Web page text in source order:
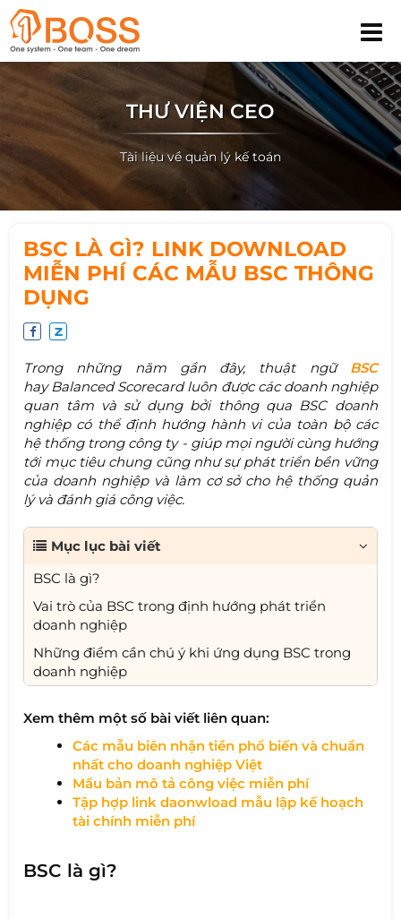
THƯ VIỆN CEO
Tài liệu về quản lý kế toán
BSC LÀ GÌ? LINK DOWNLOAD
MIỄN PHÍ CÁC MẪU BSC THÔNG
DỤNG
Trong những năm gần đây, thuật ngữ BSC
hay Balanced Scorecard luôn được các doanh nghiệp
quan tâm và sử dụng bởi thông qua BSC doanh
nghiệp có thể định hướng hành vi của toàn bộ các
hệ thống trong công ty - giúp mọi người cùng hướng
tới mục tiêu chung cũng như sự phát triển bền vững
của doanh nghiệp và làm cơ sở cho hệ thống quản
lý và đánh giá công việc.
Mục lục bài viết
BSC là gì?
Vai trò của BSC trong định hướng phát triển
doanh nghiệp
Những điểm cần chú ý khi ứng dụng BSC trong
doanh nghiệp
Xem thêm một số bài viết liên quan:
Các mẫu biên nhận tiền phổ biến và chuẩn
nhất cho doanh nghiệp Việt
Mẩu bản mô tả công việc miễn phí
Tập hợp link daonwload mẫu lập kế hoạch
tài chính miễn phí
BSC là gì?